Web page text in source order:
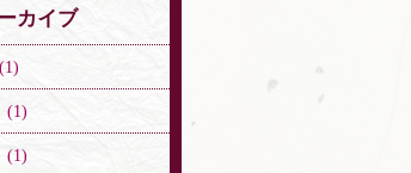
カイブ
(1)
(1)